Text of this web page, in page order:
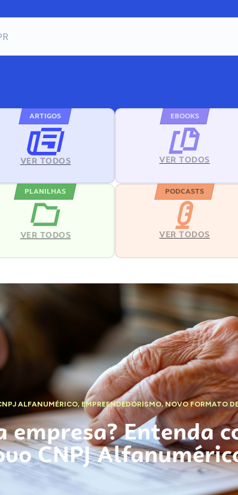
ARTIGOS
VER TODOS
EBOOKS
VER TODOS
PLANILHAS
VER TODOS
PODCASTS
VER TODOS
ALFANUMÉRICO, EMPREENDEDORISMO,NOVO FORMATO
Entenda
CNPJ